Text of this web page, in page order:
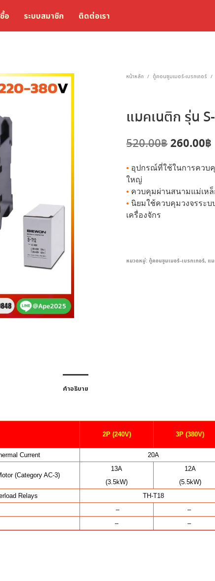
อ ระบบสมาชิก ติดต่อเรา
หน้าหลัก / ตู้คอนซูมเมอร์-เบรกเกอร์ /
แมคเนติก รุ่น
520.00฿Original
price
was:
520.00฿.
260.00฿
• อุปกรณ์ที่ใช้ในการควบ
ใหญ่
• ควบคุมผ่านสนามแม่เหล็
• นิยมใช้ควบคุมวงจรระบ
เครื่องจักร
หมวดหมู่: ตู้คอนซูมเมอร์-เบรกเกอร์, แ
คำอธิบาย
2P (240V) 3P (380V)
Current 20A
(Category AC-3)
13A
(3.5kW)
12A
(5.5kW)
Relays
TH-T18
–
–
– –